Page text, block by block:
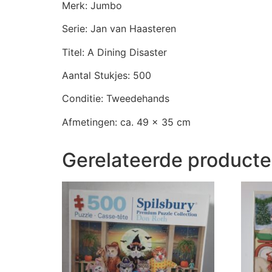
Merk: Jumbo
Serie: Jan van Haasteren
Titel: A Dining Disaster
Aantal Stukjes: 500
Conditie: Tweedehands
Afmetingen: ca. 49 x 35 cm
Gerelateerde